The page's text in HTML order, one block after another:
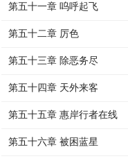
第五十一章 呜呼起飞
第五十二章 厉色
第五十三章 除恶务尽
第五十四章 天外来客
第五十五章 惠岸行者在线
第五十六章 被困蓝星